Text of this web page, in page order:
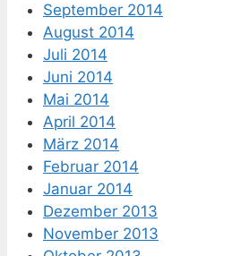
September 2014
August 2014
Juli 2014
Juni 2014
Mai 2014
April 2014
März 2014
Februar 2014
Januar 2014
Dezember 2013
November 2013